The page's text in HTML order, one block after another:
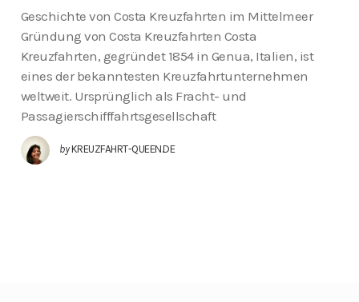
Geschichte von Costa Kreuzfahrten im Mittelmeer
Gründung von Costa Kreuzfahrten Costa
Kreuzfahrten, gegründet 1854 in Genua, Italien, ist
eines der bekanntesten Kreuzfahrtunternehmen
weltweit. Ursprünglich als Fracht- und
Passagierschifffahrtsgesellschaft
by KREUZFAHRT-QUEEN.DE